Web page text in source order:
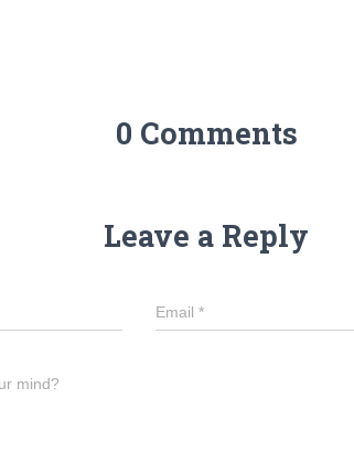
0 Comments
Leave a Reply
Email*
mind?